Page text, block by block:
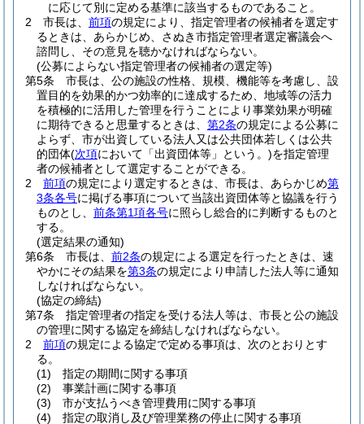
に応じて別に定める基準に該当するものであること。
2
市長は、 前項の規定により、指定管理者の候補者を選定す
るときは、あらかじめ、さぬき市指定管理者選定審議会へ
諮問し、その意見を聴かなければならない。
(公募によらない指定管理者の候補者の選定等)
第5条
市長は、公の施設の性格、規模、機能等を考慮し、設
置目的を効果的かつ効率的に達成するため、地域等の活力
を積極的に活用した管理を行うことにより事業効果が明確
に期待できると思量するときは、 第2条の規定による公募に
よらず、市が出資している法人又は公共団体若しくは公共
的団体(次項において「出資団体等」という。)を指定管理
者の候補者として選定することができる。
2
前項の規定により選定するときは、市長は、あらかじめ第
3条各号に掲げる事項について当該出資団体等と協議を行う
ものとし、 前条第1項各号に照らし総合的に判断するものと
する。
(選定結果の通知)
第6条
市長は、 前2条の規定による選定を行ったときは、速
やかにその結果を第3条の規定により申請した法人等に通知
しなければならない。
(協定の締結)
第7条
指定管理者の指定を受ける法人等は、市長と公の施設
の管理に関する協定を締結しなければならない。
2
前項の規定による協定で定める事項は、次のとおりとす
る。
(1)
指定の期間に関する事項
(2)
事業計画に関する事項
(3)
市が支払うべき管理費用に関する事項
(4)
指定の取消し及び管理業務の停止に関する事項